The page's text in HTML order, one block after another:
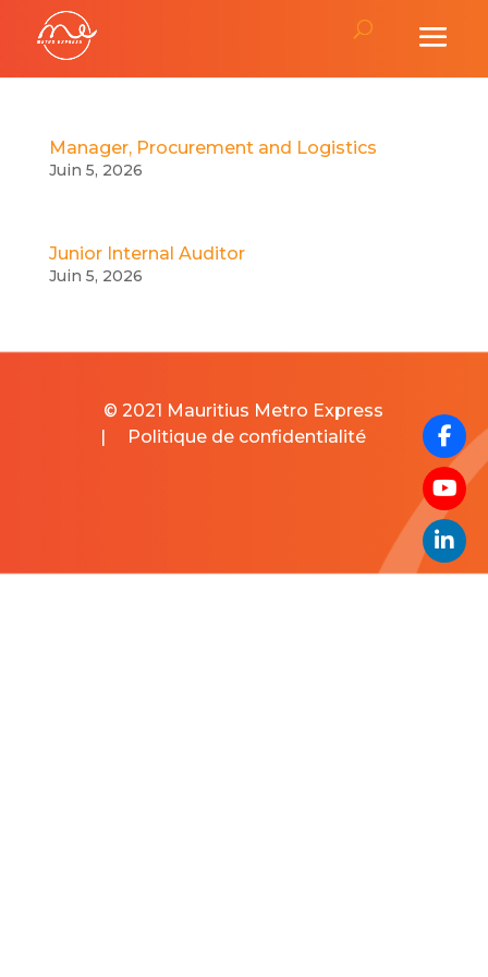
Manager, Procurement and Logistics
Juin 5, 2026
Junior Internal Auditor
Juin 5, 2026
© 2021 Mauritius Metro Express
|
Politique de confidentialité